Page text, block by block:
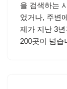
을 검색하는
었거나, 주변
제가 지난 3
200곳이 넘